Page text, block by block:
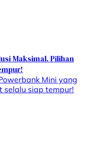
Maksimal. Pilihan
Mini yang
siap tempur!